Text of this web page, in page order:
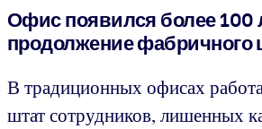
Офис появился более 100
продолжение фабричного
В традиционных офисах
штат сотрудников, лишенных